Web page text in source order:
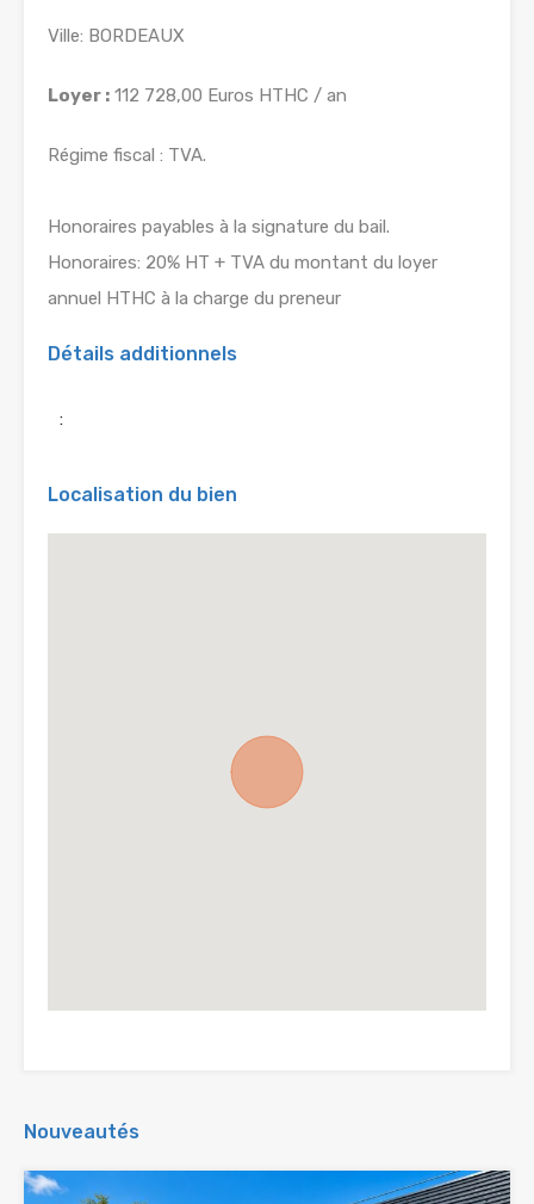
Ville: BORDEAUX
Loyer : 112 728,00 Euros HTHC / an
Régime fiscal : TVA.
Honoraires payables à la signature du bail.
Honoraires: 20% HT + TVA du montant du loyer
annuel HTHC à la charge du preneur
Détails additionnels
:
Localisation du bien
Nouveautés